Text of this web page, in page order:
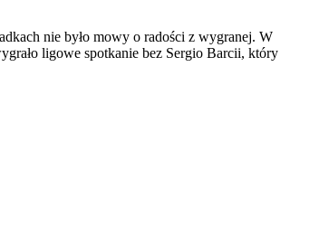
nie było mowy o radości z wygranej. W
ligowe spotkanie bez Sergio Barcii, który